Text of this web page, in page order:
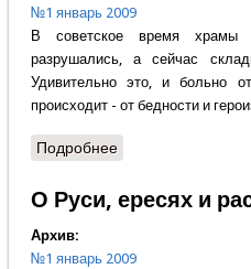
№1 январь 2009
В советское время храмы
разрушались, а сейчас
Удивительно это, и больно
происходит - от бедности и
Подробнеео Сергей Марнов
О Руси, ересях и
Архив:
№1 январь 2009